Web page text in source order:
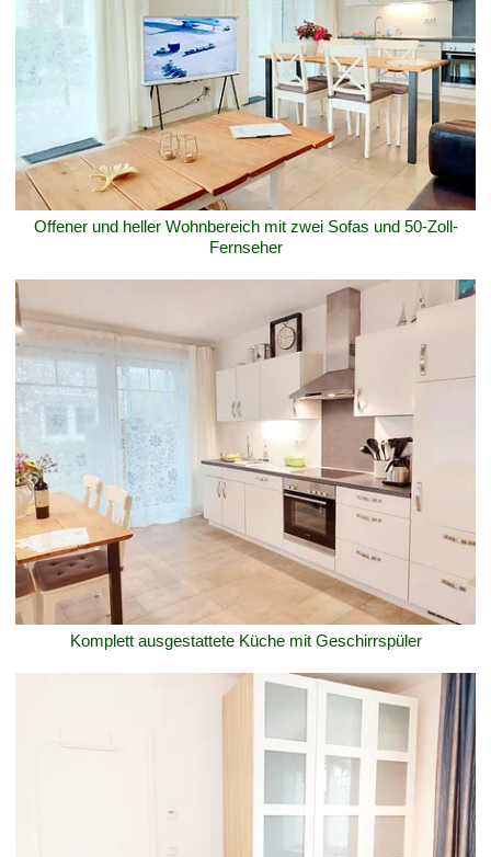
Offener und heller Wohnbereich mit zwei Sofas und 50-Zoll-
Fernseher
Komplett ausgestattete Küche mit Geschirrspüler